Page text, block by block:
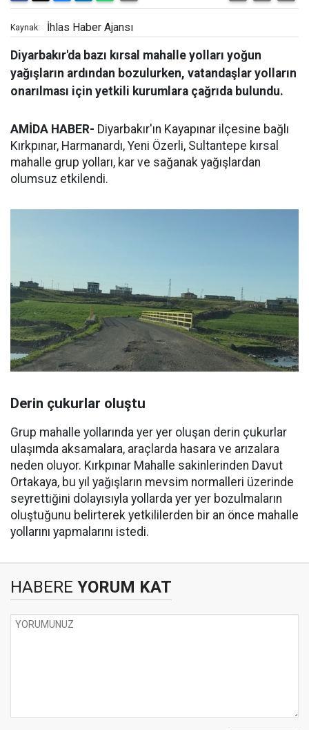
Kaynak: İhlas Haber Ajansı
Diyarbakır'da bazı kırsal mahalle yolları yoğun
yağışların ardından bozulurken, vatandaşlar yolların
onarılması için yetkili kurumlara çağrıda bulundu.
AMİDA HABER- Diyarbakır'ın Kayapınar ilçesine bağlı
Kırkpınar, Harmanardı, Yeni Özerli, Sultantepe kırsal
mahalle grup yolları, kar ve sağanak yağışlardan
olumsuz etkilendi.
Derin çukurlar oluştu
Grup mahalle yollarında yer yer oluşan derin çukurlar
ulaşımda aksamalara, araçlarda hasara ve arızalara
neden oluyor. Kırkpınar Mahalle sakinlerinden Davut
Ortakaya, bu yıl yağışların mevsim normalleri üzerinde
seyrettiğini dolayısıyla yollarda yer yer bozulmaların
oluştuğunu belirterek yetkililerden bir an önce mahalle
yollarını yapmalarını istedi.
HABERE YORUM KAT